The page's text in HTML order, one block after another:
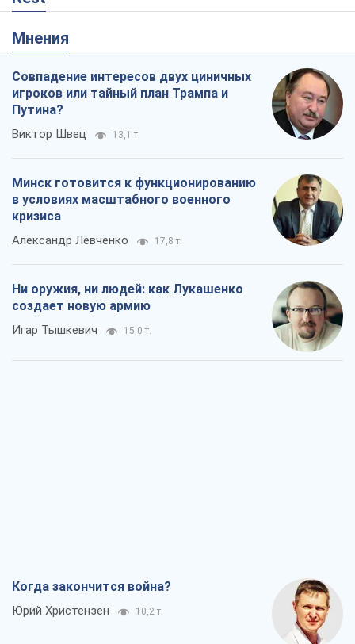
Мнения
Совпадение интересов двух циничных
игроков или тайный план Трампа и
Путина?
Виктор Швец 13,1 т.
Минск готовится к функционированию
в условиях масштабного военного
кризиса
Александр Левченко 17,8 т.
Ни оружия, ни людей: как Лукашенко
создает новую армию
Игар Тышкевич 15,0 т.
Когда закончится война?
Юрий Христензен 10,2 т.